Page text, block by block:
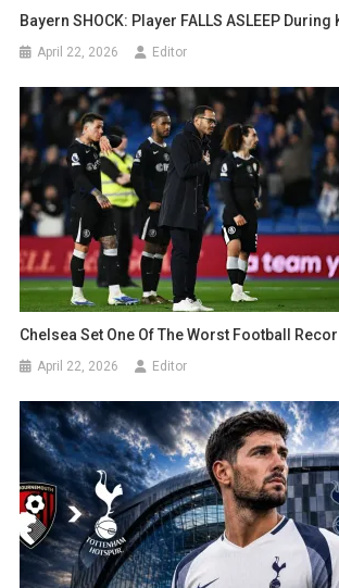
Bayern SHOCK: Player FALLS ASLEEP
April 22, 2026 Editor
Chelsea Set One Of The Worst Football
April 22, 2026 Editor